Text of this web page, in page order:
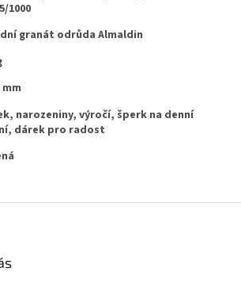
1000
granát odrůda Almaldin
mm
narozeniny, výročí, šperk na denní
dárek pro radost